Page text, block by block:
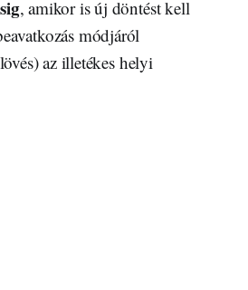
, amikor is új döntést kell
módjáról
az illetékes helyi